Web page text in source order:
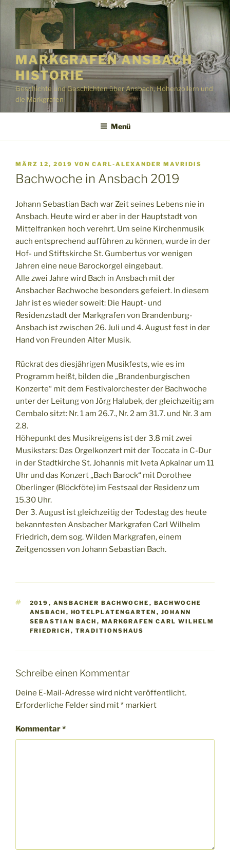
Zum
Inhalt
springen
MARKGRAFEN ANSBACH
HISTORIE
Geschichte und Geschichten über Ansbach, Hohenzollern und
die Markgrafen
Menü
VERÖFFENTLICHT
AM
MÄRZ 12, 2019 VON CARL-ALEXANDER MAVRIDIS
Bachwoche in Ansbach 2019
Johann Sebastian Bach war Zeit seines Lebens nie in
Ansbach. Heute wird er aber in der Hauptstadt von
Mittelfranken hoch verehrt. Um seine Kirchenmusik
auch entsprechend aufführen zu können, wurde in der
Hof- und Stiftskirche St. Gumbertus vor wenigen
Jahren eine neue Barockorgel eingebaut.
Alle zwei Jahre wird Bach in Ansbach mit der
Ansbacher Bachwoche besonders gefeiert. In diesem
Jahr ist es wieder soweit: Die Haupt- und
Residenzstadt der Markgrafen von Brandenburg-
Ansbach ist zwischen 26. Juli und 4. August fest in der
Hand von Freunden Alter Musik.
Rückrat des diesjährigen Musikfests, wie es im
Programm heißt, bilden die „Brandenburgischen
Konzerte“ mit dem Festivalorchester der Bachwoche
unter der Leitung von Jörg Halubek, der gleichzeitig am
Cembalo sitzt: Nr. 1 am 26.7., Nr. 2 am 31.7. und Nr. 3 am
2.8.
Höhepunkt des Musikreigens ist der 3.8 mit zwei
Musikstars: Das Orgelkonzert mit der Toccata in C-Dur
in der Stadtkirche St. Johannis mit Iveta Apkalnar um 11
Uhr und das Konzert „Bach Barock“ mit Dorothee
Oberlinger (Blöckföte) im Festsaal der Residenz um
15.30 Uhr.
Der 3. August ist gleichzeitig der Todestag des heute
bekanntesten Ansbacher Markgrafen Carl Wilhelm
Friedrich, dem sog. Wilden Markgrafen, einem
Zeitgenossen von Johann Sebastian Bach.
SCHLAGWÖRTER
2019 , ANSBACHER BACHWOCHE , BACHWOCHE
ANSBACH , HOTELPLATENGARTEN , JOHANN
SEBASTIAN BACH , MARKGRAFEN CARL WILHELM
FRIEDRICH , TRADITIONSHAUS
Schreibe einen Kommentar
Deine E-Mail-Adresse wird nicht veröffentlicht.
Erforderliche Felder sind mit* markiert
Kommentar*